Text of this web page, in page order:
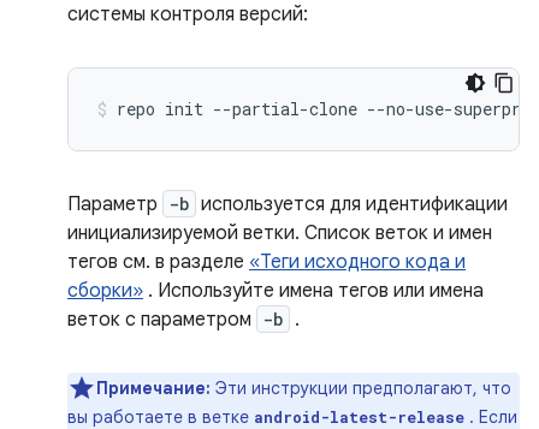
системы контроля версий:
repo init --partial-clone --no-use-
Параметр -b используется для идентификации
инициализируемой ветки. Список веток и имен
тегов см. в разделе «Теги исходного кода и
сборки» . Используйте имена тегов или имена
веток с параметром
-b .
Примечание: Эти инструкции предполагают, что
вы работаете в ветке android-latest-release . Если